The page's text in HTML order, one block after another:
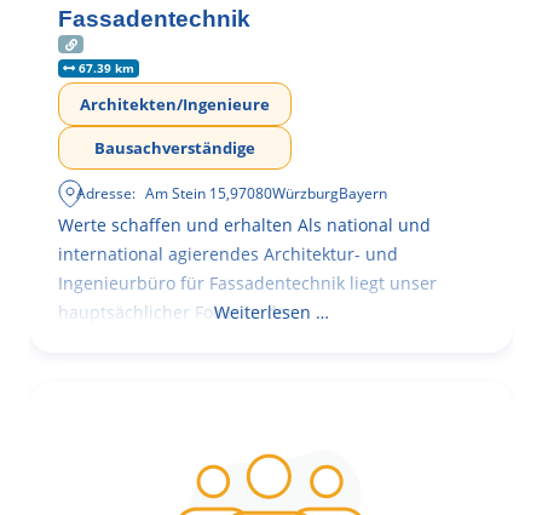
Fassadentechnik
67.39 km
Architekten/Ingenieure
Bausachverständige
Adresse: Am Stein 15,97080WürzburgBayern
Werte schaffen und erhalten Als national und
international agierendes Architektur- und
Ingenieurbüro für Fassadentechnik liegt unser
hauptsächlicher Fokus in der
Weiterlesen …